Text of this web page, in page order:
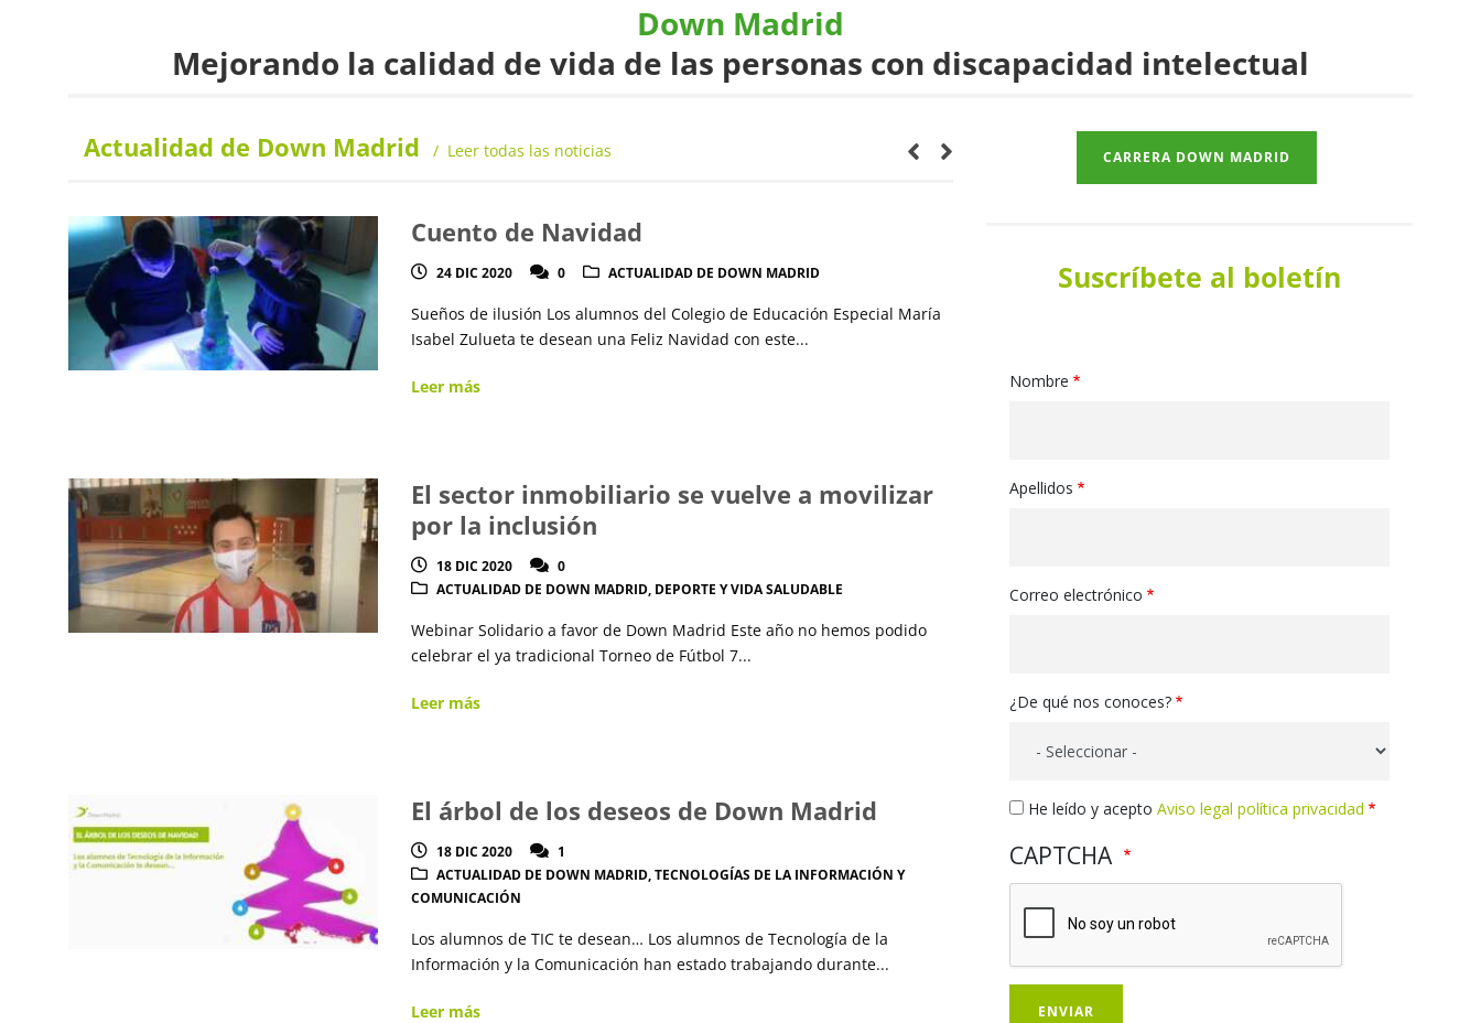
Down Madrid
Mejorando la calidad de vida de las personas con discapacidad intelectual
Actualidad de Down Madrid Leer todas las noticias
Cuento de Navidad
24 DIC 2020 0 ACTUALIDAD DE DOWN MADRID
Sueños de ilusión Los alumnos del Colegio de Educación Especial María
Isabel Zulueta te desean una Feliz Navidad con este...
Leer más
El sector inmobiliario se vuelve a movilizar
por la inclusión
18 DIC 2020
0
ACTUALIDAD DE DOWN MADRID, DEPORTE Y VIDA SALUDABLE
Webinar Solidario a favor de Down Madrid Este año no hemos podido
celebrar el ya tradicional Torneo de Fútbol 7...
Leer más
El árbol de los deseos de Down Madrid
18 DIC 2020
1
ACTUALIDAD DE DOWN MADRID,TECNOLOGÍAS DE LA INFORMACIÓN Y
COMUNICACIÓN
Los alumnos de TIC te desean… Los alumnos de Tecnología de la
Información y la Comunicación han estado trabajando durante...
Leer más
CARRERA DOWN MADRID
Suscríbete al boletín